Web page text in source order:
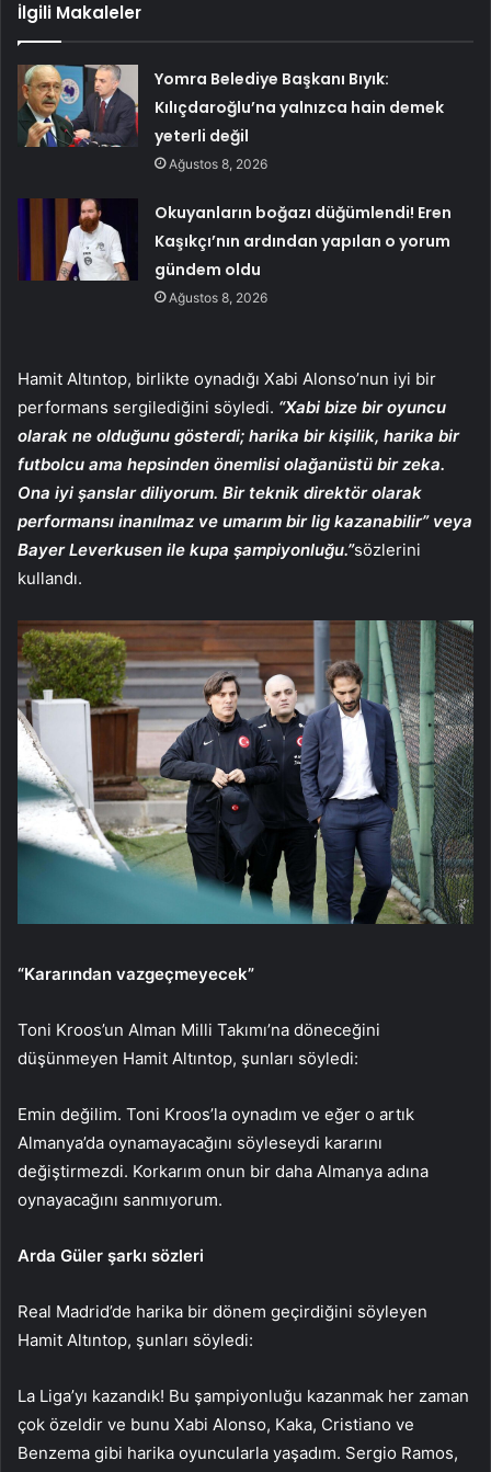
İlgili Makaleler
Yomra Belediye Başkanı Bıyık:
Kılıçdaroğlu’na yalnızca hain demek
yeterli değil
Ağustos 8, 2026
Okuyanların boğazı düğümlendi! Eren
Kaşıkçı’nın ardından yapılan o yorum
gündem oldu
Ağustos 8, 2026
Hamit Altıntop, birlikte oynadığı Xabi Alonso’nun iyi bir
performans sergilediğini söyledi. “Xabi bize bir oyuncu
olarak ne olduğunu gösterdi; harika bir kişilik, harika bir
futbolcu ama hepsinden önemlisi olağanüstü bir zeka.
Ona iyi şanslar diliyorum. Bir teknik direktör olarak
performansı inanılmaz ve umarım bir lig kazanabilir” veya
Bayer Leverkusen ile kupa şampiyonluğu.”sözlerini
kullandı.
“Kararından vazgeçmeyecek”
Toni Kroos’un Alman Milli Takımı’na döneceğini
düşünmeyen Hamit Altıntop, şunları söyledi:
Emin değilim. Toni Kroos’la oynadım ve eğer o artık
Almanya’da oynamayacağını söyleseydi kararını
değiştirmezdi. Korkarım onun bir daha Almanya adına
oynayacağını sanmıyorum.
Arda Güler şarkı sözleri
Real Madrid’de harika bir dönem geçirdiğini söyleyen
Hamit Altıntop, şunları söyledi:
La Liga’yı kazandık! Bu şampiyonluğu kazanmak her zaman
çok özeldir ve bunu Xabi Alonso, Kaka, Cristiano ve
Benzema gibi harika oyuncularla yaşadım. Sergio Ramos,